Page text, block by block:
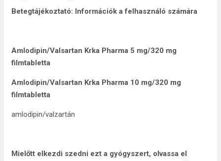
Betegtájékoztató: Információk a felhasználó számára
Amlodipin/Valsartan Krka Pharma 5 mg/320 mg
filmtabletta
Amlodipin/Valsartan Krka Pharma 10 mg/320 mg
filmtabletta
amlodipin/valzartán
Mielőtt elkezdi szedni ezt a gyógyszert, olvassa el